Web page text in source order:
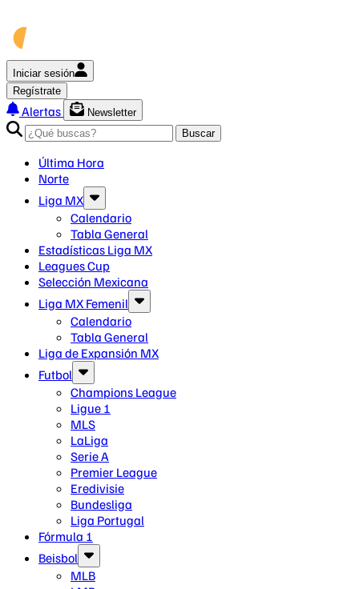
Iniciar sesión
Regístrate
Alertas
Newsletter
Buscar
Última Hora
Norte
Liga MX
Calendario
Tabla General
Estadísticas Liga MX
Leagues Cup
Selección Mexicana
Liga MX Femenil
Calendario
Tabla General
Liga de Expansión MX
Futbol
Champions League
Ligue 1
MLS
LaLiga
Serie A
Premier League
Eredivisie
Bundesliga
Liga Portugal
Fórmula 1
Beisbol
MLB